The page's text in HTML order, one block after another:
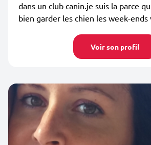
dans un club canin.je suis la parce
bien garder les chien les week-ends
Voir son profil